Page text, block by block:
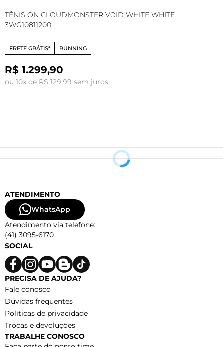
TÊNIS ON CLOUDMONSTER VOID WHITE WHITE
3WG10811200
FRETE GRÁTIS* RUNNING
R$ 1.299,90
ou 10x de R$ 129,99 sem juros
ATENDIMENTO
WhatsApp
Atendimento via telefone:
(41) 3095-6170
SOCIAL
PRECISA DE AJUDA?
Fale conosco
Dúvidas frequentes
Políticas de privacidade
Trocas e devoluções
TRABALHE CONOSCO